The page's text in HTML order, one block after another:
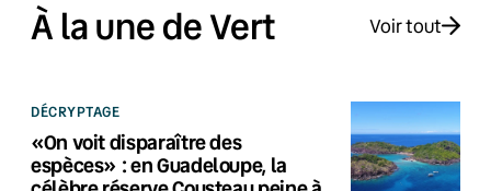
À la une de Vert Voir tout
DÉCRYPTAGE
«On voit disparaître des
espèces» : en Guadeloupe, la